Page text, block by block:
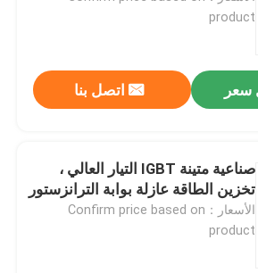
product
سعر اتصل بنا
صناعية متينة IGBT التيار العالي ،
تخزين الطاقة عازلة بوابة الترانزستور
الأسعار：Confirm price based on
product